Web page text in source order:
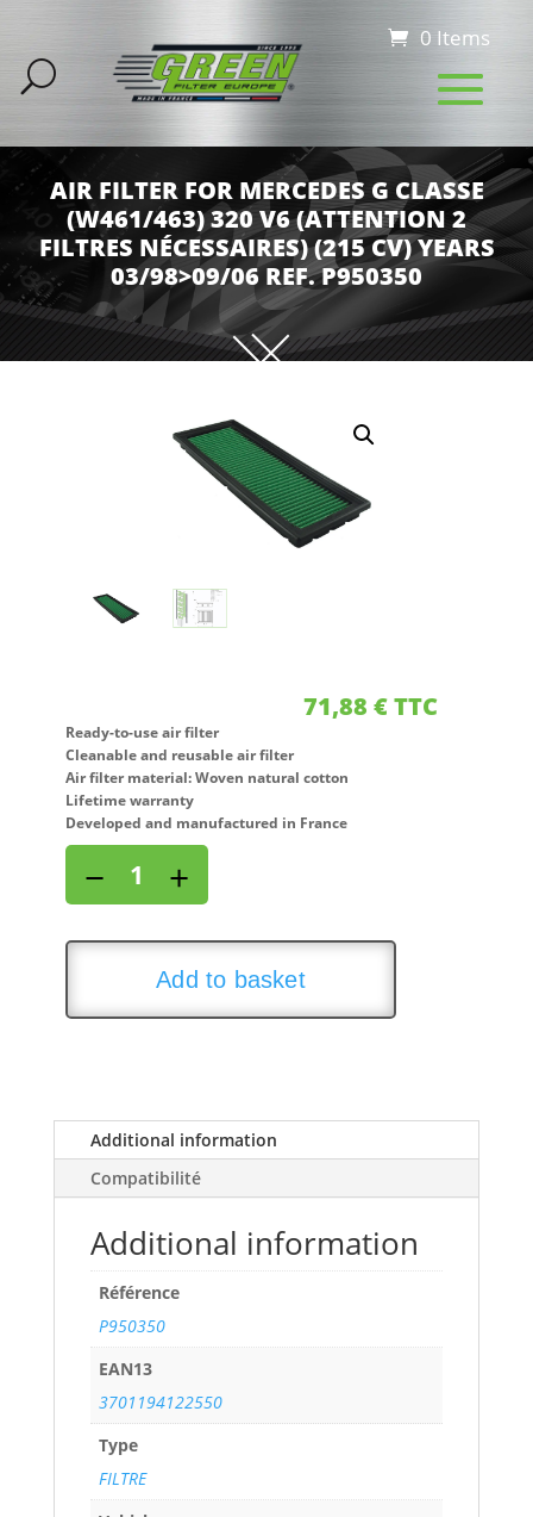
0 Items
AIR FILTER FOR MERCEDES G CLASSE
(W461/463) 320 V6 (ATTENTION 2
FILTRES NÉCESSAIRES) (215 CV) YEARS
03/98>09/06 REF. P950350
71,88€TTC
Ready-to-use air filter
Cleanable and reusable air filter
Air filter material: Woven natural cotton
Lifetime warranty
Developed and manufactured in France
filter
for
MERCEDES
(W461/463)
filtres
nécessaires)
cv)
years
03/98>09/06
ref.
P950350
quantity
− +
Add to basket
Additional information
Compatibilité
Additional information
Référence
P950350
EAN13
3701194122550
Type
FILTRE